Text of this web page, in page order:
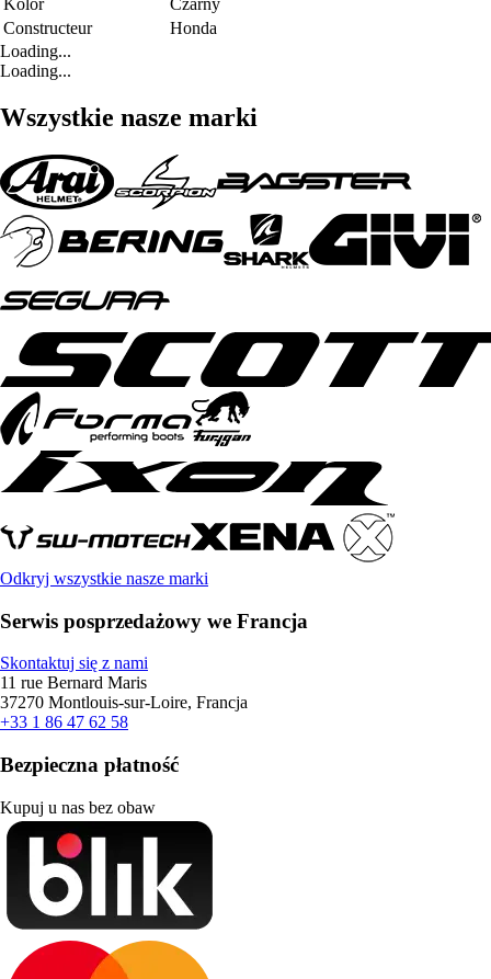
Kolor
Czarny
Constructeur
Honda
Loading...
Loading...
Wszystkie nasze marki
Odkryj wszystkie nasze marki
Serwis posprzedażowy we Francja
Skontaktuj się z nami
11 rue Bernard Maris
37270 Montlouis-sur-Loire, Francja
+33 1 86 47 62 58
Bezpieczna płatność
Kupuj u nas bez obaw